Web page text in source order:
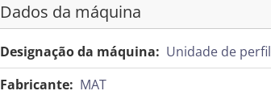
Dados da máquina
Designação da máquina: Unidade de
Fabricante: MAT